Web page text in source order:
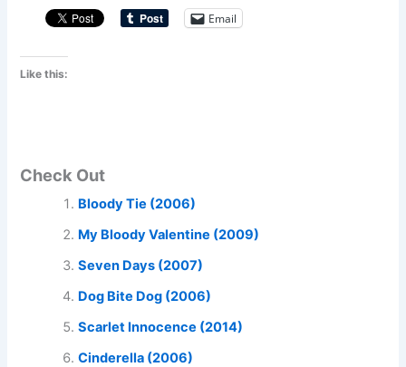
Email
Like this:
Check Out
Bloody Tie (2006)
My Bloody Valentine (2009)
Seven Days (2007)
Dog Bite Dog (2006)
Scarlet Innocence (2014)
Cinderella (2006)